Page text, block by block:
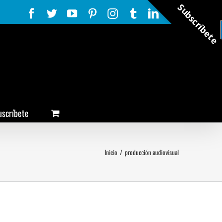
Facebook
TwitterYouTubePinterestInstagram
TumblrLinkedIn
Rss
Inicio / producción audiovisual
Subscríbete